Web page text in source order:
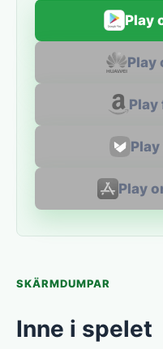
Play
Play
Play
Play
SKÄRMDUMPAR
Inne i spelet